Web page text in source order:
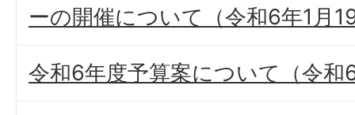
ーの開催について（令和6年1月
令和6年度予算案について（令和